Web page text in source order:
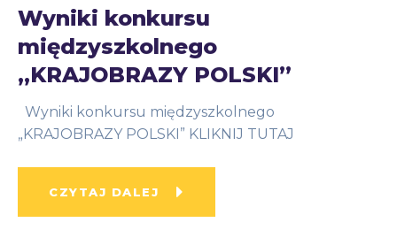
Wyniki konkursu
międzyszkolnego
„KRAJOBRAZY POLSKI”
Wyniki konkursu międzyszkolnego
„KRAJOBRAZY POLSKI” KLIKNIJ TUTAJ
CZYTAJ DALEJ